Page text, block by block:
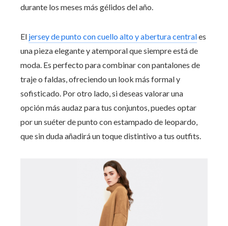
durante los meses más gélidos del año.
El jersey de punto con cuello alto y abertura centrales
una pieza elegante y atemporal que siempre está de
moda. Es perfecto para combinar con pantalones de
traje o faldas, ofreciendo un look más formal y
sofisticado. Por otro lado, si deseas valorar una
opción más audaz para tus conjuntos, puedes optar
por un suéter de punto con estampado de leopardo,
que sin duda añadirá un toque distintivo a tus outfits.